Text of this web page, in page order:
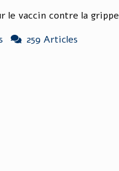
le vaccin contre la grippe
259 Articles